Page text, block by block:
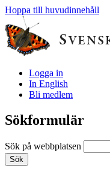
Hoppa till huvudinnehåll
Logga in
In English
Bli medlem
Sökformulär
Sök på webbplatsen